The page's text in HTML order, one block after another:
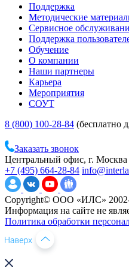
Поддержка
Методические
Сервисное
Поддержка
Обучение
О компании
Наши партнеры
Карьера
Мероприятия
СОУТ
8 (800) 100-28-84 (бесплатно
Заказать звонок
Центральный офис, г. Москва
+7 (495) 664-28-84
Copyright© ООО «ИЛС» 2002-
Информация на сайте не
Политика обработки